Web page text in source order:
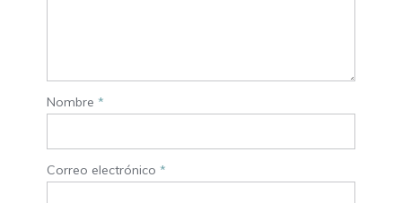
Nombre *
Correo electrónico *